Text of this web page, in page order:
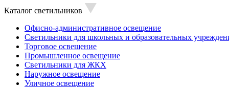
Каталог светильников
Офисно-административное освещение
Светильники для школьных и образовательных
Торговое освещение
Промышленное освещение
Светильники для ЖКХ
Наружное освещение
Уличное освещение